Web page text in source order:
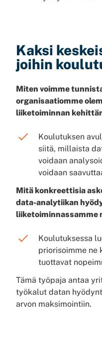
Kaksi
joihin
Miten voimme
organisaatiomme
liiketoiminnan
Koulutuksen
siitä, millaista
voidaan
voidaan
Mitä konkreettisia
data-analytiikan
liiketoiminnassamme
Koulutuksessa
priorisoimme ne
tuottavat
Tämä työpaja antaa
työkalut datan
arvon maksimointiin.